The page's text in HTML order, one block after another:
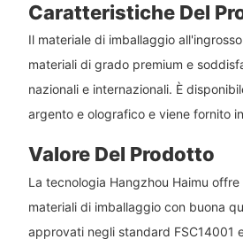
Caratteristiche Del
Il materiale di imballaggio
materiali di grado premium e
nazionali e internazionali. È
argento e olografico e viene fornito
Valore Del Prodotto
La tecnologia Hangzhou Haimu
materiali di imballaggio con buona
approvati negli standard FSC14001